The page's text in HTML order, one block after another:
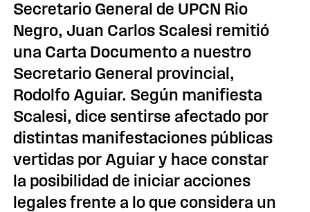
Secretario General de UPCN Rio
Negro, Juan Carlos Scalesi remitió
una Carta Documento a nuestro
Secretario General provincial,
Rodolfo Aguiar. Según manifiesta
Scalesi, dice sentirse afectado por
distintas manifestaciones públicas
vertidas por Aguiar y hace constar
la posibilidad de iniciar acciones
legales frente a lo que considera un